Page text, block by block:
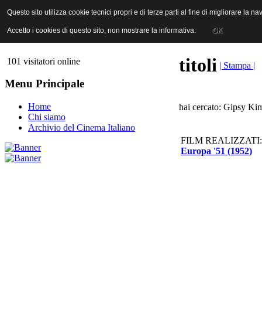
ANICA | Associazione Nazionale Industrie Cinematografiche
101 visitatori online
Menu Principale
Home
Chi siamo
Archivio del Cinema Italiano
titoli | Stampa |
hai cercato: Gipsy
FILM REALIZZATI:
Europa '51 (1952)
Questo sito utilizza cookie tecnici propri e di terze parti al fine di migliorare la
Accetto i cookies di questo sito, non mostrare la informativa. OK
Questo sito utilizza cookie tecnici propri e di terze parti al fine di migliorare la
Accetto i cookies di questo sito, non mostrare la informativa. OK